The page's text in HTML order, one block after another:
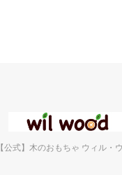
【公式】木のおもちゃ ウィル・